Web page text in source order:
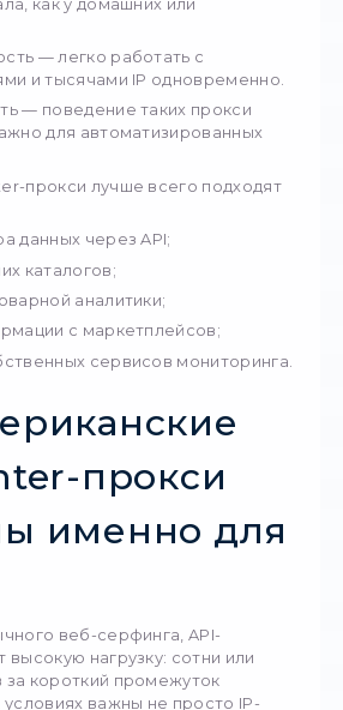
пулы.
и почему
для
— это IP-адреса,
не у интернет-провайдеров,
в серверных дата-
скорость — минимальные
способность.
соединения — отсутствие
как у домашних или